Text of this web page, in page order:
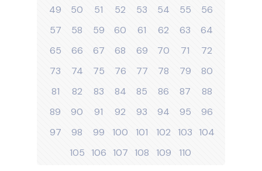
49
50 51 52 53 54 55
56
57
58 59 60 61 62 63
64
65
66 67 68 69 70 71
72
73
74 75 76 77 78 79
80
81
82 83 84 85 86 87
88
89
90 91 92 93 94 95
96
97
98 99 100 101 102 103 104
105
106 107 108 109 110